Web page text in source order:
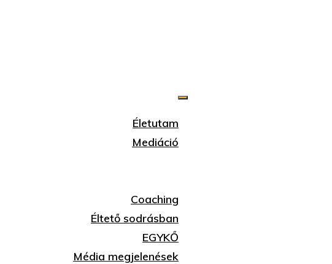
Életutam
Mediáció
Coaching
Éltető sodrásban
EGYKŐ
Média megjelenések